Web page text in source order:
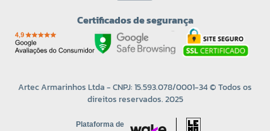
Certificados de segurança
Artec Armarinhos Ltda - CNPJ: 15.593.078/0001-34 © Todos os
direitos reservados. 2025
Plataforma de